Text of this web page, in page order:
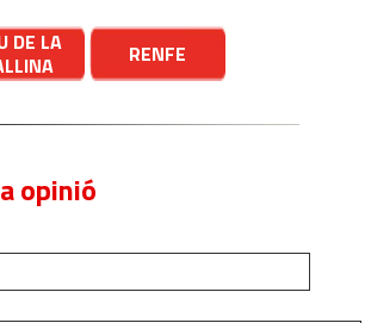
DE LA
RENFE
opinió